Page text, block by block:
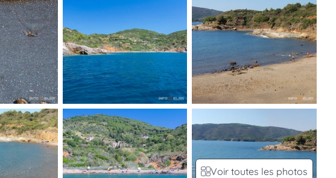
Voir toutes les photos